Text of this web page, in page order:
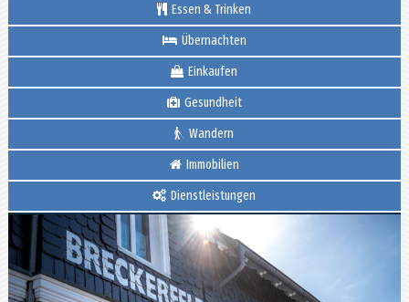
Essen & Trinken
Übernachten
Einkaufen
Gesundheit
Wandern
Immobilien
Dienstleistungen